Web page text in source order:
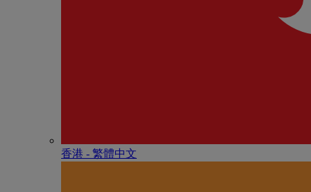
香港 - 繁體中文